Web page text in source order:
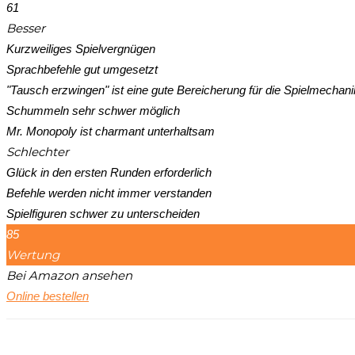
61
Besser
Kurzweiliges Spielvergnügen
Sprachbefehle gut umgesetzt
"Tausch erzwingen" ist eine gute Bereicherung für die
Schummeln sehr schwer möglich
Mr. Monopoly ist charmant unterhaltsam
Schlechter
Glück in den ersten Runden erforderlich
Befehle werden nicht immer verstanden
Spielfiguren schwer zu unterscheiden
85
Wertung
Bei Amazon ansehen
Online bestellen